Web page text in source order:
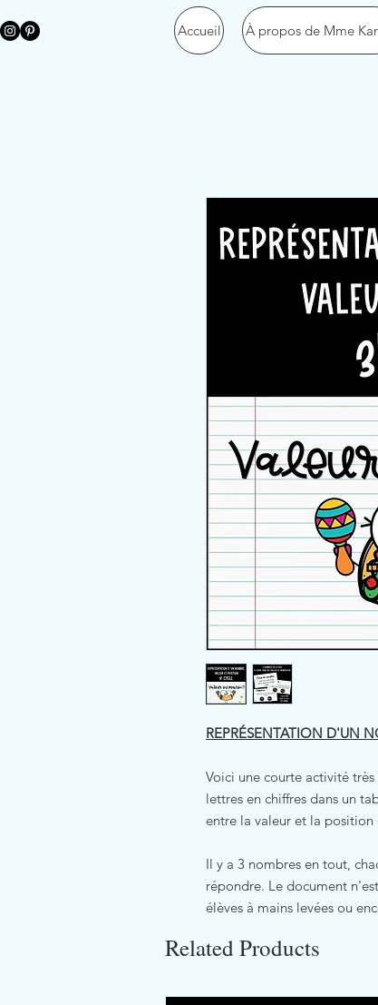
Accueil À propos de Mme
REPRÉSENTATION D'UN
Voici une courte activité
lettres en chiffres dans un
entre la valeur et la
Il y a 3 nombres en tout,
répondre. Le document
élèves à mains levées ou
Related Products